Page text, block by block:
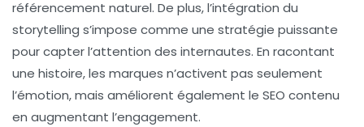
référencement naturel. De plus, l’intégration du
storytelling s’impose comme une stratégie puissante
pour capter l’attention des internautes. En racontant
une histoire, les marques n’activent pas seulement
l’émotion, mais améliorent également le SEO contenu
en augmentant l’engagement.